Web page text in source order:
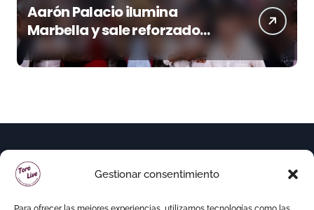
Gestionar consentimiento
Aarón Palacio ilumina
Marbella y sale reforzado
junto a Manzanares y
Morante